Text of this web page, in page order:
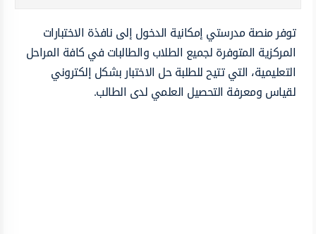
توفر منصة مدرستي إمكانية الدخول إلى نافذة الاختبارات
المركزية المتوفرة لجميع الطلاب والطالبات في كافة المراحل
التعليمية، التي تتيح للطلبة حل الاختبار بشكل إلكتروني
لقياس ومعرفة التحصيل العلمي لدى الطالب.